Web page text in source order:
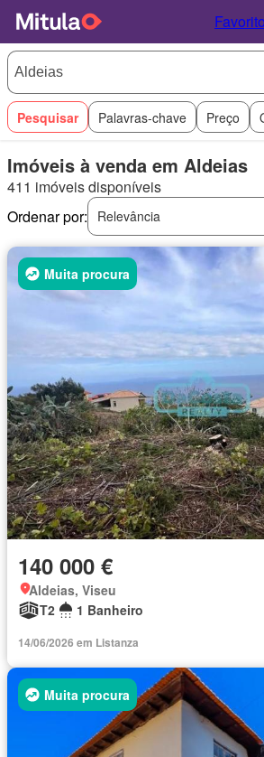
Pesquisar Palavras-chave Preço
Imóveis à venda em Aldeias
411 imóveis disponíveis
Ordenar por:
Relevância
Muita procura
140 000 €
Aldeias, Viseu
T2
1 Banheiro
14/06/2026 em Listanza
Muita procura